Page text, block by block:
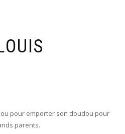
pour emporter son doudou pour
parents.